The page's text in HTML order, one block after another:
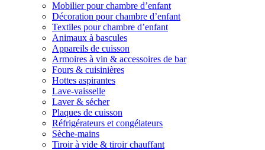
Mobilier pour chambre d’enfant
Décoration pour chambre d’enfant
Textiles pour chambre d’enfant
Animaux à bascules
Appareils de cuisson
Armoires à vin & accessoires de bar
Fours & cuisinières
Hottes aspirantes
Lave-vaisselle
Laver & sécher
Plaques de cuisson
Réfrigérateurs et congélateurs
Sèche-mains
Tiroir à vide & tiroir chauffant